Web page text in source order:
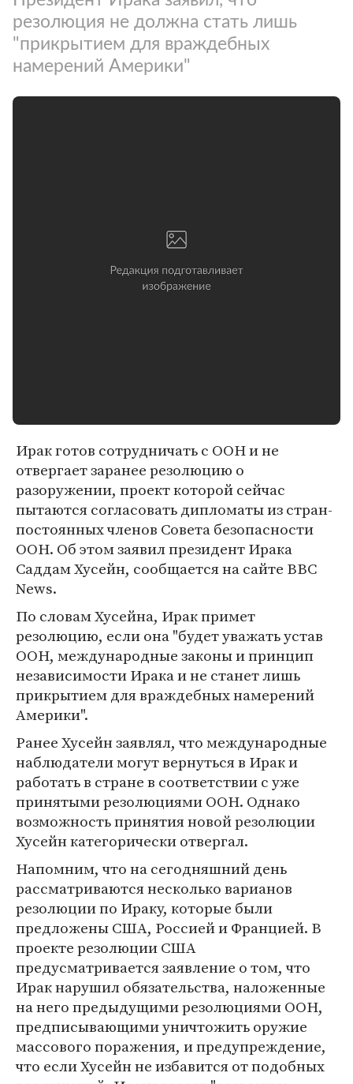
резолюция не должна стать лишь
"прикрытием для враждебных
намерений Америки"
Ирак готов сотрудничать с ООН и не
отвергает заранее резолюцию о
разоружении, проект которой сейчас
пытаются согласовать дипломаты из стран-
постоянных членов Совета безопасности
ООН. Об этом заявил президент Ирака
Саддам Хусейн, сообщается на сайте BBC
News.
По словам Хусейна, Ирак примет
резолюцию, если она "будет уважать устав
ООН, международные законы и принцип
независимости Ирака и не станет лишь
прикрытием для враждебных намерений
Америки".
Ранее Хусейн заявлял, что международные
наблюдатели могут вернуться в Ирак и
работать в стране в соответствии с уже
принятыми резолюциями ООН. Однако
возможность принятия новой резолюции
Хусейн категорически отвергал.
Напомним, что на сегодняшний день
рассматриваются несколько варианов
резолюции по Ираку, которые были
предложены США, Россией и Францией. В
проекте резолюции США
предусматривается заявление о том, что
Ирак нарушил обязательства, наложенные
на него предыдущими резолюциями ООН,
предписывающими уничтожить оружие
массового поражения, и предупреждение,
что если Хусейн не избавится от подобных